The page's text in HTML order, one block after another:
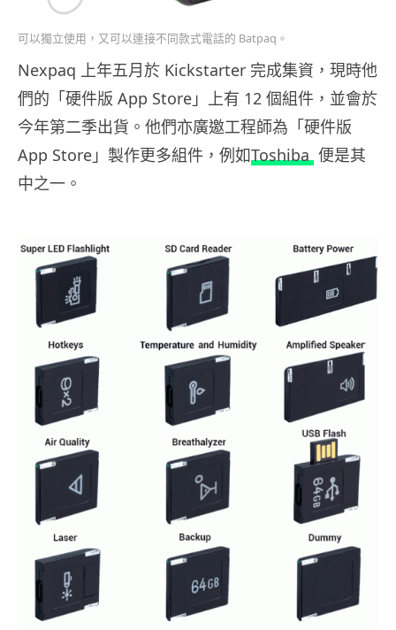
可以獨立使用，又可以連接不同款式電話的 Batpaq。
Nexpaq 上年五月於 Kickstarter 完成集資，現時他
們的「硬件版 App Store」上有 12 個組件，並會於
今年第二季出貨。他們亦廣邀工程師為「硬件版
App Store」製作更多組件，例如Toshiba 便是其
中之一。